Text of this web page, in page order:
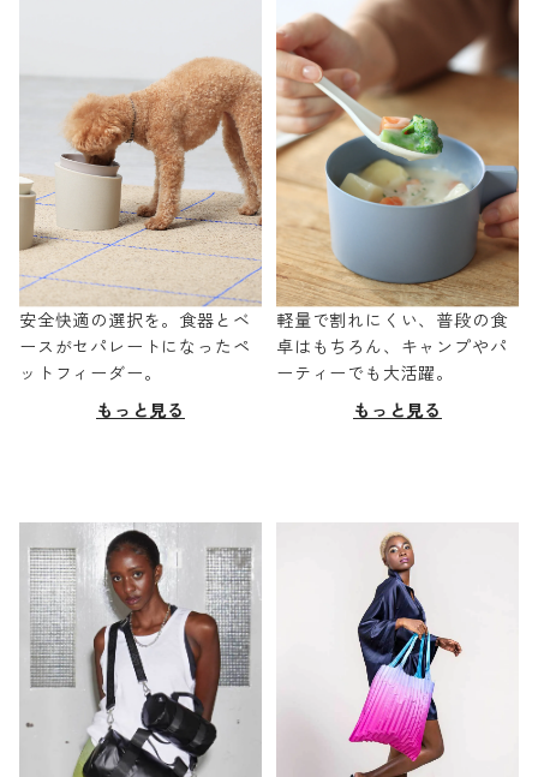
安全快適の選択を。食器とベ
ースがセパレートになったペ
ットフィーダー。
もっと見る
軽量で割れにくい、普段の食
卓はもちろん、キャンプやパ
ーティーでも大活躍。
もっと見る